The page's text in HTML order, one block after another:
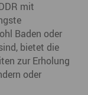
mit
Baden oder
bietet die
zur Erholung
oder